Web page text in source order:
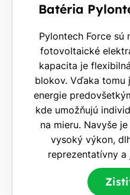
Batéria
Pylontech Force sú
fotovoltaické
kapacita je
blokov. Vďaka tomu
energie
kde umožňujú
na mieru. Navyše
vysoký výkon,
reprezentatívny